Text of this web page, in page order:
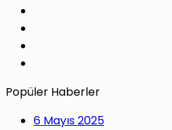
Popüler Haberler
6 Mayıs 2025